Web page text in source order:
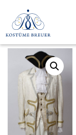
Inhalt
springen